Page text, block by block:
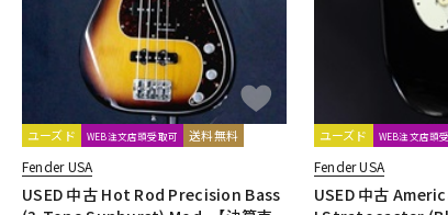
ユーズド WEB注文店頭受取可 送料無料
Fender USA
USED 中古 Hot Rod Precision Bass
ユーズド WEB注文店頭
Fender USA
USED 中古